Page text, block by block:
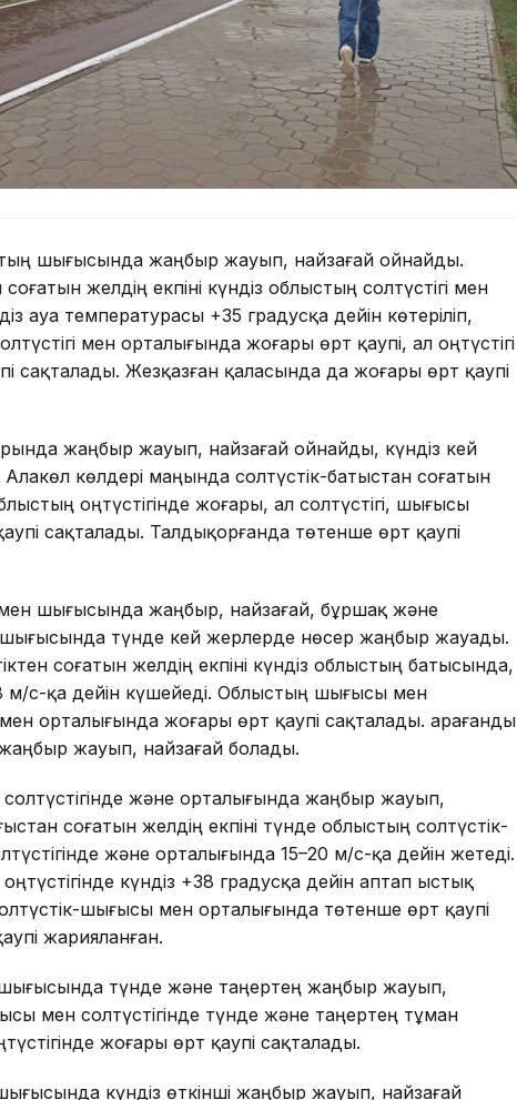
шығысында жаңбыр жауып, найзағай ойнайды.
желдің екпіні күндіз облыстың солтүстігі мен
ауа температурасы +35 градусқа дейін көтеріліп,
мен орталығында жоғары өрт қаупі, ал оңтүстігі
сақталады. Жезқазған қаласында да жоғары өрт қаупі
жаңбыр жауып, найзағай ойнайды, күндіз кей
көлдері маңында солтүстік-батыстан соғатын
оңтүстігінде жоғары, ал солтүстігі, шығысы
сақталады. Талдықорғанда төтенше өрт қаупі
мен шығысында жаңбыр, найзағай, бұршақ және
түнде кей жерлерде нөсер жаңбыр жауады.
соғатын желдің екпіні күндіз облыстың батысында,
м/с-қа дейін күшейеді. Облыстың шығысы мен
орталығында жоғары өрт қаупі сақталады. Қарағанды
жауып, найзағай болады.
және орталығында жаңбыр жауып,
соғатын желдің екпіні түнде облыстың солтүстік-
және орталығында 15–20 м/с-қа дейін жетеді.
күндіз +38 градусқа дейін аптап ыстық
шығысы мен орталығында төтенше өрт қаупі
жарияланған.
шығысында түнде және таңертең жаңбыр жауып,
мен солтүстігінде түнде және таңертең тұман
жоғары өрт қаупі сақталады.
күндіз өткінші жаңбыр жауып, найзағай